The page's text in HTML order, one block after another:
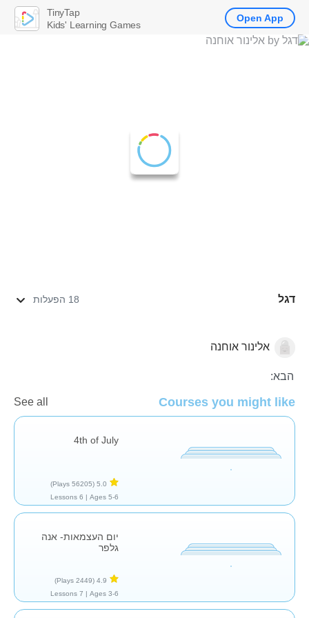
דגל 18 הפעלות
אלינור אוחנה
הבא:
Courses you might like
See all
4th of July
5.0
(56205 Plays)
Ages 5-6 |
6 Lessons
יום העצמאות- אנה
גלפר
4.9
(2449 Plays)
Ages 3-6 |
7 Lessons
TinyTap
Kids' Learning Games
Open App